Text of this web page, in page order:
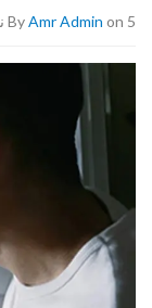
ByAmr Admin on 5 نوفمبر، 2023